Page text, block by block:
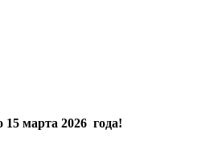
15 марта 2026 года!